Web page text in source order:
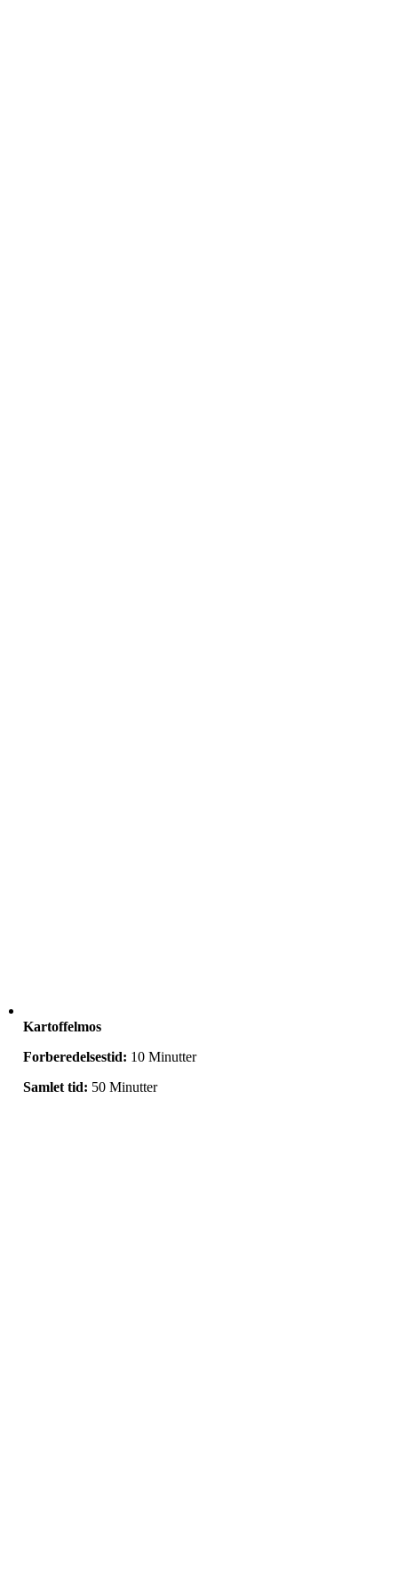
Kartoffelmos
Forberedelsestid: 10 Minutter
Samlet tid: 50 Minutter